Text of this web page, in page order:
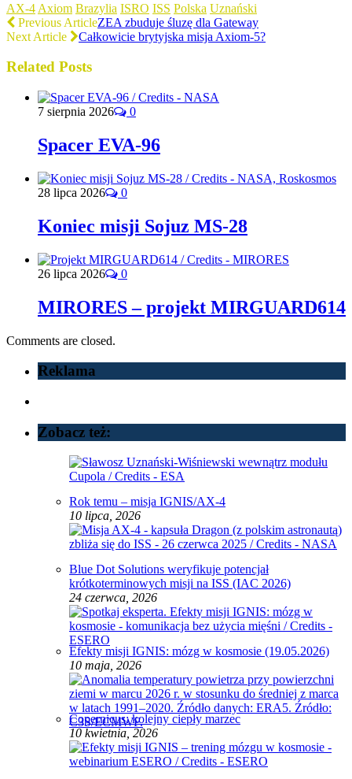
AX-4 Axiom Brazylia ISRO ISS Polska Uznański
Previous ArticleZEA zbuduje śluzę dla Gateway
Next Article
Całkowicie brytyjska misja Axiom-5?
Related Posts
7 sierpnia 2026 0
Spacer EVA-96
28 lipca 2026 0
Koniec misji Sojuz MS-28
26 lipca 2026 0
MIRORES – projekt MIRGUARD614
Comments are closed.
Reklama
Zobacz też:
Rok temu – misja IGNIS/AX-4
10 lipca, 2026
Blue Dot Solutions weryfikuje potencjał
krótkoterminowych misji na ISS (IAC 2026)
24 czerwca, 2026
Efekty misji IGNIS: mózg w kosmosie (19.05.2026)
10 maja, 2026
Copernicus: kolejny ciepły marzec
10 kwietnia, 2026